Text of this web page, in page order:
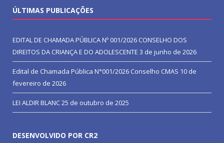
ÚLTIMAS PUBLICAÇÕES
EDITAL DE CHAMADA PÚBLICA Nº 001/2026 CONSELHO DOS
DIREITOS DA CRIANÇA E DO ADOLESCENTE 3 de junho de 2026
Edital de Chamada Pública N°001/2026 Conselho CMAS 10 de
fevereiro de 2026
LEI ALDIR BLANC25 de outubro de 2025
DESENVOLVIDO POR CR2